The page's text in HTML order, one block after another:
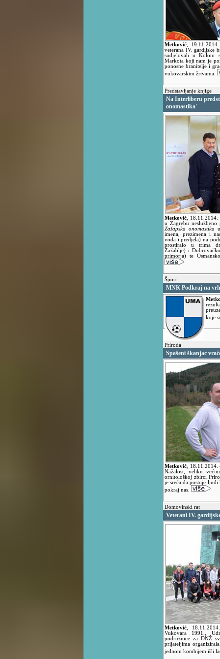
Metković
veterana IV. gardijske
sudjelovali u Koloni
Markota koji nam je
ponosne branitelje i
vukovarskim žrtvama.
Predstavljanje knjige
Na Interliberu
onomastika'
Metković
18.11.2014.
u Zagrebu neslužbeno
Zažapska onomastika
imena, prezimena i
voda i predjela) na
prostiralo u trima
Zažablje) i
primorja) te
Šport
MNK Podkraj na
koje
Priroda
Spašeni škanjac
Metković 18.11.2014.
Nažalost, veliku
ornitološkoj zbirci
je sreća da postoje
pokraj nas.
Domovinski rat
Veterani IV.
Metković
Vukovara 1991.,
podružnice za DNŽ
prijateljima
jednom kombijem išli